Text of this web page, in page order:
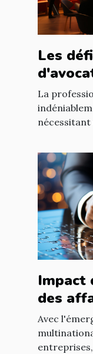
Les
La
nécessitant
Impact
des
Avec